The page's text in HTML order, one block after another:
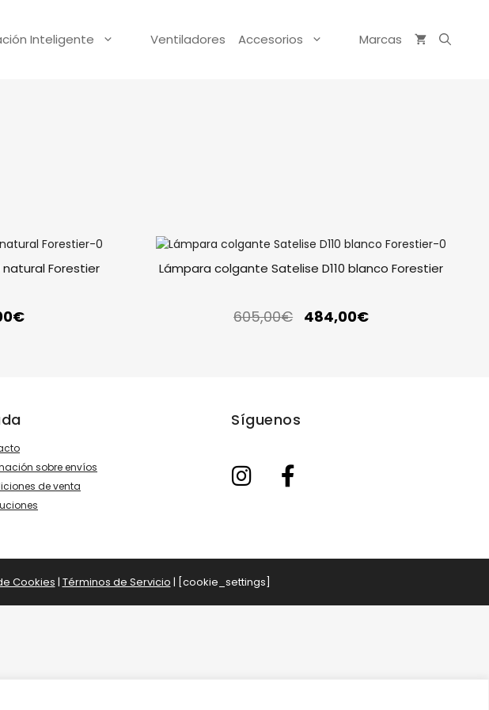
Inteligente Ventiladores Accesorios Marcas
natural Forestier
€
Lámpara colgante Satelise D110 blanco Forestier
605,00€ 484,00€
sobre envíos
de venta
Síguenos
Cookies | Términos de Servicio | [cookie_settings]